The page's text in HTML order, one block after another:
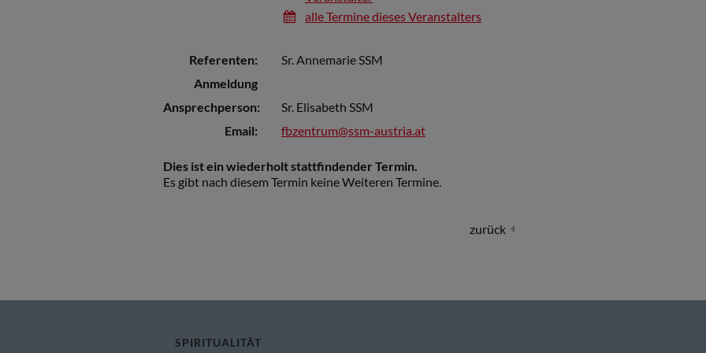
alle Termine dieses Veranstalters
Referenten:
Sr. Annemarie SSM
Anmeldung
Ansprechperson:
Sr. Elisabeth SSM
Email:
fbzentrum@ssm-austria.at
Dies ist ein wiederholt stattfindender Termin.
Es gibt nach diesem Termin keine Weiteren Termine.
zurück
SPIRITUALITÄT